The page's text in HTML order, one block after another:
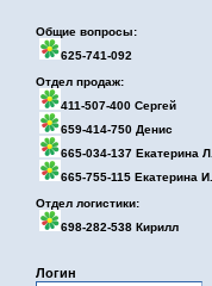
Общие вопросы:
625-741-092
Отдел продаж:
411-507-400 Сергей
659-414-750 Денис
665-034-137 Екатерина Л.
665-755-115 Екатерина И.
Отдел логистики:
698-282-538 Кирилл
Логин